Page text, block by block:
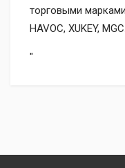
торговыми марками
HAVOC, XUKEY, MGC.
"
получателя.
компании (ФЛП) по